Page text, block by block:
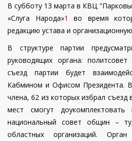
В субботу 13 марта в КВЦ
«Слуга Народа»1
во время
редакцию устава и
В структуре партии
руководящих органа:
съезд партии будет
Кабмином и Офисом Президента.
члена, 62 из которых избрал съезд
мест смогут
национальный совет общин –
областных организаций.